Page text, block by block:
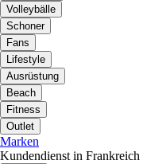
Volleybälle
Schoner
Fans
Lifestyle
Ausrüstung
Beach
Fitness
Outlet
Marken
Kundendienst in Frankreich